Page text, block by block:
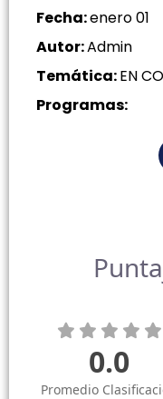
Fecha:enero 01
Autor:Admin
Temática:EN
Programas:
0.0
Promedio